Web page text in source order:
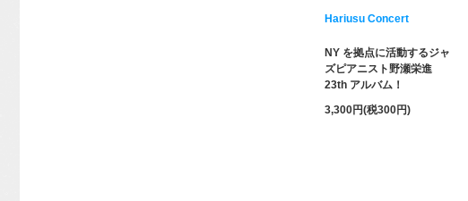
Hariusu Concert
NY を拠点に活動するジャ
ズピアニスト野瀬栄進
23th アルバム！
3,300円(税300円)